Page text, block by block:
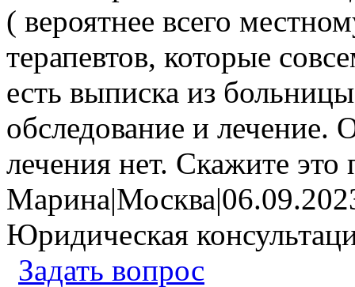
( вероятнее всего
терапевтов, которые
есть выписка из
обследование и лечение.
лечения нет. Скажите это
Марина|Москва|
Юридическая
Задать вопрос